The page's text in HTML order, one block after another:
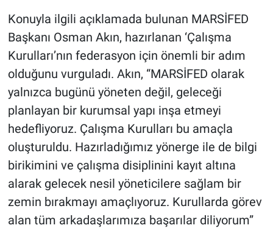
Konuyla ilgili açıklamada bulunan MARSİFED
Başkanı Osman Akın, hazırlanan ‘Çalışma
Kurulları’nın federasyon için önemli bir adım
olduğunu vurguladı. Akın, “MARSİFED olarak
yalnızca bugünü yöneten değil, geleceği
planlayan bir kurumsal yapı inşa etmeyi
hedefliyoruz. Çalışma Kurulları bu amaçla
oluşturuldu. Hazırladığımız yönerge ile de bilgi
birikimini ve çalışma disiplinini kayıt altına
alarak gelecek nesil yöneticilere sağlam bir
zemin bırakmayı amaçlıyoruz. Kurullarda görev
alan tüm arkadaşlarımıza başarılar diliyorum”